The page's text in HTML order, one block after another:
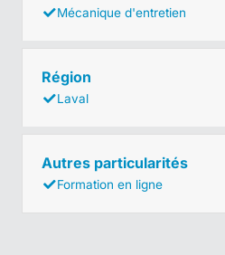
Mécanique d'entretien
Région
Laval
Autres particularités
Formation en ligne